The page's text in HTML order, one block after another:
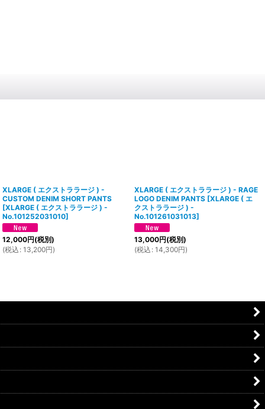
XLARGE ( エクストララージ ) -
CUSTOM DENIM SHORT PANTS
[XLARGE ( エクストララージ ) -
No.101252031010]
12,000円(税別)
(税込 : 13,200円)
XLARGE ( エクストララージ ) - RAGE
LOGO DENIM PANTS [XLARGE ( エ
クストララージ ) -
No.101261031013]
13,000円(税別)
(税込 : 14,300円)